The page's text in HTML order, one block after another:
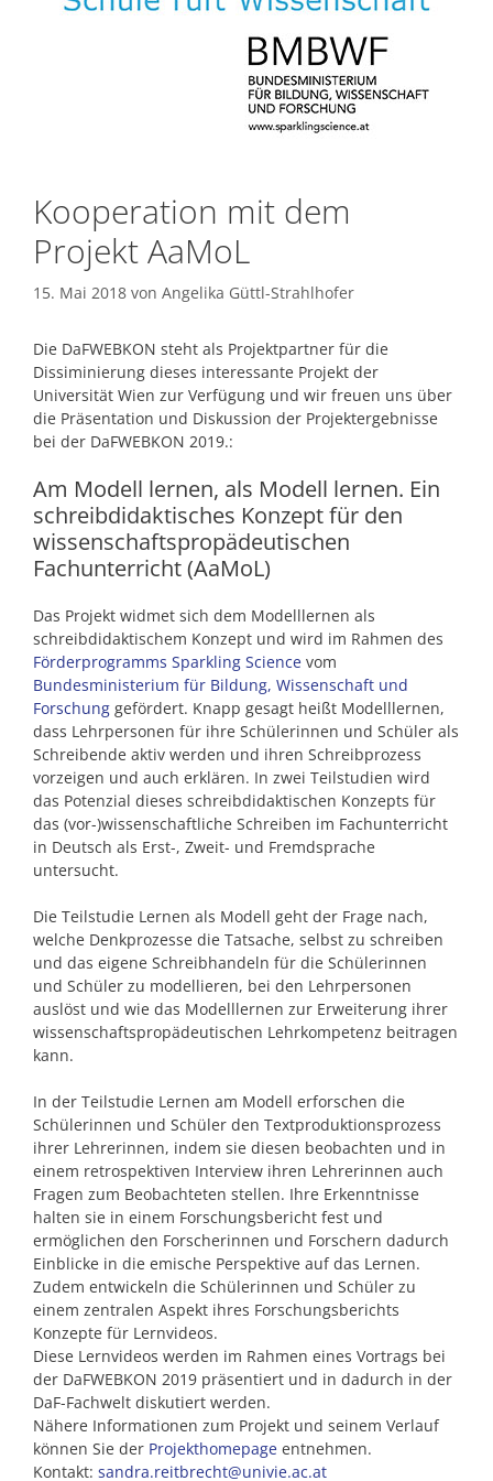
Kooperation mit dem
Projekt AaMoL
15. Mai 2018 von Angelika Güttl-Strahlhofer
Die DaFWEBKON steht als Projektpartner für die
Dissiminierung dieses interessante Projekt der
Universität Wien zur Verfügung und wir freuen uns über
die Präsentation und Diskussion der Projektergebnisse
bei der DaFWEBKON 2019.:
Am Modell lernen, als Modell lernen. Ein
schreibdidaktisches Konzept für den
wissenschaftspropädeutischen
Fachunterricht (AaMoL)
Das Projekt widmet sich dem Modelllernen als
schreibdidaktischem Konzept und wird im Rahmen des
Förderprogramms Sparkling Science vom
Bundesministerium für Bildung, Wissenschaft und
Forschung gefördert. Knapp gesagt heißt Modelllernen,
dass Lehrpersonen für ihre Schülerinnen und Schüler als
Schreibende aktiv werden und ihren Schreibprozess
vorzeigen und auch erklären. In zwei Teilstudien wird
das Potenzial dieses schreibdidaktischen Konzepts für
das (vor-)wissenschaftliche Schreiben im Fachunterricht
in Deutsch als Erst-, Zweit- und Fremdsprache
untersucht.
Die Teilstudie Lernen als Modell geht der Frage nach,
welche Denkprozesse die Tatsache, selbst zu schreiben
und das eigene Schreibhandeln für die Schülerinnen
und Schüler zu modellieren, bei den Lehrpersonen
auslöst und wie das Modelllernen zur Erweiterung ihrer
wissenschaftspropädeutischen Lehrkompetenz beitragen
kann.
In der Teilstudie Lernen am Modell erforschen die
Schülerinnen und Schüler den Textproduktionsprozess
ihrer Lehrerinnen, indem sie diesen beobachten und in
einem retrospektiven Interview ihren Lehrerinnen auch
Fragen zum Beobachteten stellen. Ihre Erkenntnisse
halten sie in einem Forschungsbericht fest und
ermöglichen den Forscherinnen und Forschern dadurch
Einblicke in die emische Perspektive auf das Lernen.
Zudem entwickeln die Schülerinnen und Schüler zu
einem zentralen Aspekt ihres Forschungsberichts
Konzepte für Lernvideos.
Diese Lernvideos werden im Rahmen eines Vortrags bei
der DaFWEBKON 2019 präsentiert und in dadurch in der
DaF-Fachwelt diskutiert werden.
Nähere Informationen zum Projekt und seinem Verlauf
können Sie der Projekthomepage entnehmen.
Kontakt: sandra.reitbrecht@univie.ac.at